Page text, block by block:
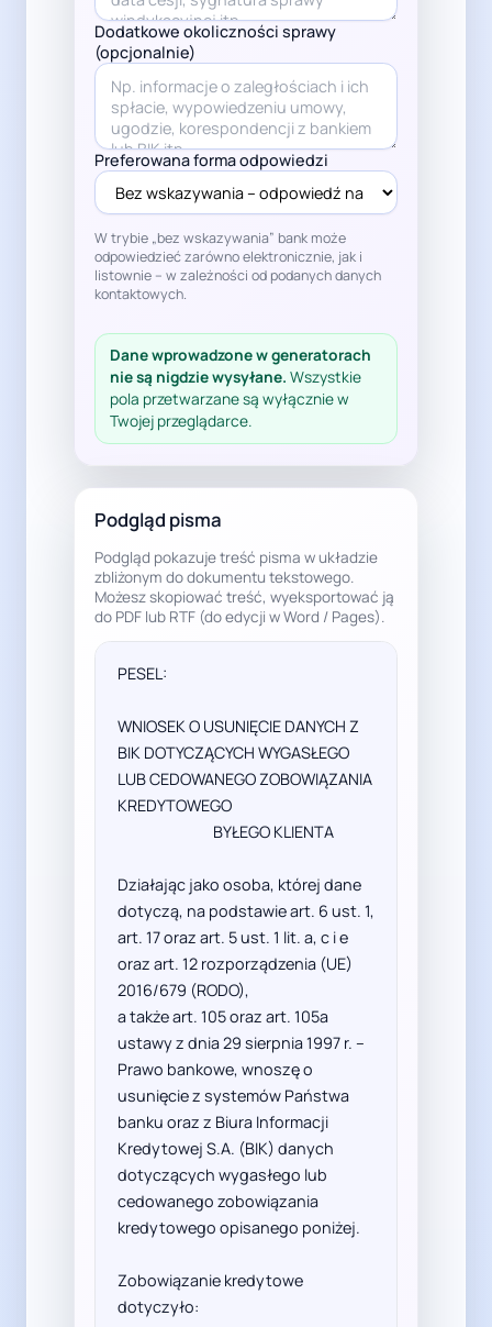
Dodatkowe okoliczności sprawy
(opcjonalnie)
Preferowana forma odpowiedzi
W trybie „bez wskazywania” bank może
odpowiedzieć zarówno elektronicznie, jak i
listownie – w zależności od podanych danych
kontaktowych.
Dane wprowadzone w generatorach
nie są nigdzie wysyłane. Wszystkie
pola przetwarzane są wyłącznie w
Twojej przeglądarce.
Podgląd pisma
Podgląd pokazuje treść pisma w układzie
zbliżonym do dokumentu tekstowego.
Możesz skopiować treść, wyeksportować ją
do PDF lub RTF (do edycji w Word / Pages).
PESEL:
WNIOSEK O USUNIĘCIE DANYCH Z
BIK DOTYCZĄCYCH WYGASŁEGO
LUB CEDOWANEGO ZOBOWIĄZANIA
KREDYTOWEGO
Działając jako osoba, której dane
dotyczą, na podstawie art. 6 ust. 1,
art. 17 oraz art. 5 ust. 1 lit. a, c i e
oraz art. 12 rozporządzenia (UE)
2016/679 (RODO),
a także art. 105 oraz art. 105a
ustawy z dnia 29 sierpnia 1997 r. –
Prawo bankowe, wnoszę o
usunięcie z systemów Państwa
banku oraz z Biura Informacji
Kredytowej S.A. (BIK) danych
dotyczących wygasłego lub
cedowanego zobowiązania
kredytowego opisanego poniżej.
Zobowiązanie kredytowe
dotyczyło: